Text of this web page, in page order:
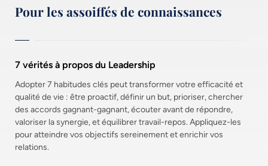
Pour les assoiffés de connaissances
7 vérités à propos du Leadership
Adopter 7 habitudes clés peut transformer votre efficacité et
qualité de vie : être proactif, définir un but, prioriser, chercher
des accords gagnant-gagnant, écouter avant de répondre,
valoriser la synergie, et équilibrer travail-repos. Appliquez-les
pour atteindre vos objectifs sereinement et enrichir vos
relations.